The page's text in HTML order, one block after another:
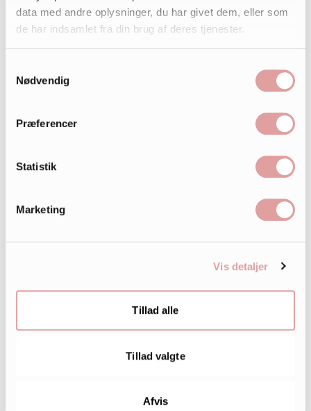
data med andre oplysninger, du har givet dem, eller som
de har indsamlet fra din brug af deres tjenester.
Nødvendig
Præferencer
Statistik
Marketing
Vis detaljer
Tillad alle
Tillad valgte
Afvis
LIKES